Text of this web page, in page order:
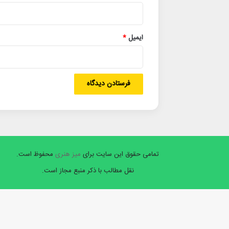
ایمیل*
تمامی حقوق این سایت برای میز هنری محفوظ است.
نقل مطالب با ذکر منبع مجاز است.